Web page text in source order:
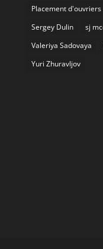
Placement d'ouvriers
Sergey Dulin
sj
Valeriya Sadovaya
Yuri Zhuravljov